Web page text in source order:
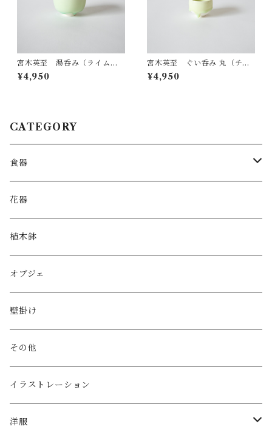
宮木英至 湯呑み（ライムグ
リーン）
¥4,950
宮木英至 ぐい呑み 丸（チャ
ートグリーン）
¥4,950
CATEGORY
食器
皿
鉢
片口
湯呑み・カップ
酒器
その他
ゴブレット
花器
植木鉢
オブジェ
壁掛け
その他
イラストレーション
洋服